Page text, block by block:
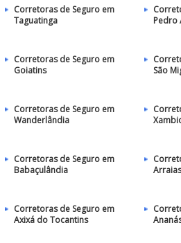
Corretoras de Seguro em
Taguatinga
Pedro
Corretoras de Seguro em
Goiatins
São
Corretoras de Seguro em
Wanderlândia
Corretoras de Seguro em
Babaçulândia
Arraias
Corretoras de Seguro em
Axixá do Tocantins